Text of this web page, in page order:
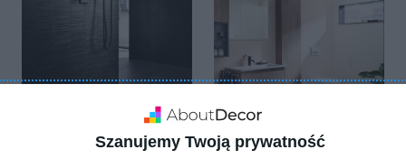
Szanujemy Twoją prywatność